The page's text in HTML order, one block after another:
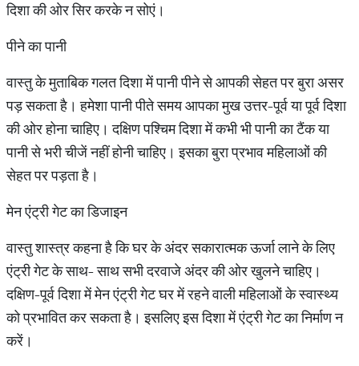
दिशा की ओर सिर करके न सोएं।
पीने का पानी
वास्तु के मुताबिक गलत दिशा में पानी पीने से आपकी सेहत पर बुरा असर
पड़ सकता है। हमेशा पानी पीते समय आपका मुख उत्तर-पूर्व या पूर्व दिशा
की ओर होना चाहिए। दक्षिण पश्चिम दिशा में कभी भी पानी का टैंक या
पानी से भरी चीजें नहीं होनी चाहिए। इसका बुरा प्रभाव महिलाओं की
सेहत पर पड़ता है।
मेन एंट्री गेट का डिजाइन
वास्तु शास्त्र कहना है कि घर के अंदर सकारात्मक ऊर्जा लाने के लिए
एंट्री गेट के साथ- साथ सभी दरवाजे अंदर की ओर खुलने चाहिए।
दक्षिण-पूर्व दिशा में मेन एंट्री गेट घर में रहने वाली महिलाओं के स्वास्थ्य
को प्रभावित कर सकता है। इसलिए इस दिशा में एंट्री गेट का निर्माण न
करें।